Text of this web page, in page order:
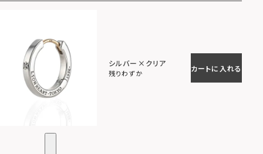
シルバー×クリア
残りわずか
カートに入れる